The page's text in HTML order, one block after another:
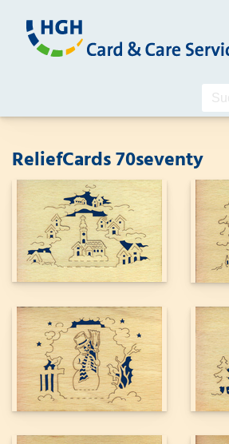
ReliefCards 70seventy